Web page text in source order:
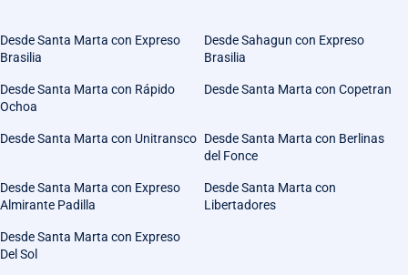
Desde Santa Marta con Expreso
Brasilia
Desde Sahagun con Expreso
Brasilia
Desde Santa Marta con Rápido
Ochoa
Desde Santa Marta con Copetran
Desde Santa Marta con Unitransco Desde Santa Marta con Berlinas
del Fonce
Desde Santa Marta con Expreso
Almirante Padilla
Desde Santa Marta con
Libertadores
Desde Santa Marta con Expreso
Del Sol